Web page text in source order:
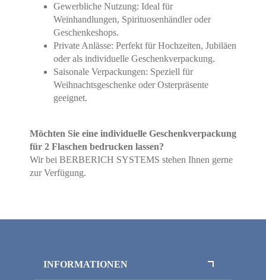
Gewerbliche Nutzung: Ideal für
Weinhandlungen, Spirituosenhändler oder
Geschenkeshops.
Private Anlässe: Perfekt für Hochzeiten, Jubiläen
oder als individuelle Geschenkverpackung.
Saisonale Verpackungen: Speziell für
Weihnachtsgeschenke oder Osterpräsente
geeignet.
Möchten Sie eine individuelle Geschenkverpackung
für 2 Flaschen bedrucken lassen?
Wir bei BERBERICH SYSTEMS stehen Ihnen gerne
zur Verfügung.
INFORMATIONEN